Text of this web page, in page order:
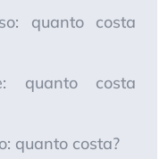
quanto costa
quanto costa
quanto costa?